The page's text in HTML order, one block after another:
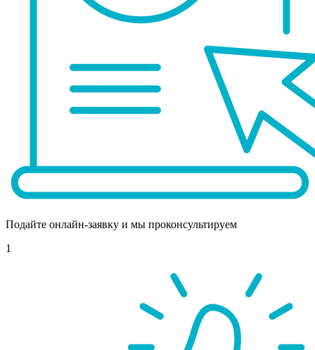
Подайте онлайн-заявку и мы проконсультируем
1